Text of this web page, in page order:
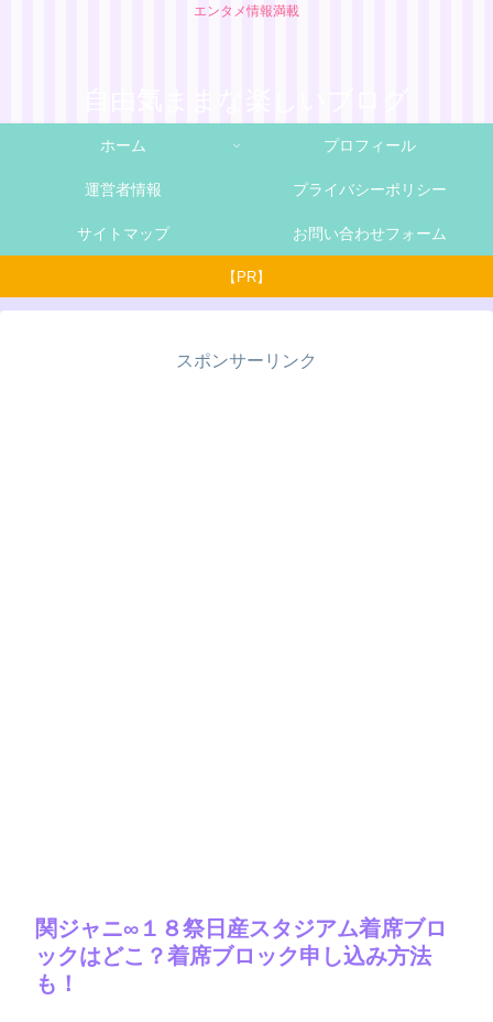
エンタメ情報満載
ホーム プロフィール
運営者情報 プライバシーポリシー
サイトマップ お問い合わせフォーム
【PR】
スポンサーリンク
関ジャニ∞１８祭日産スタジアム着席ブロ
ックはどこ？着席ブロック申し込み方法
も！